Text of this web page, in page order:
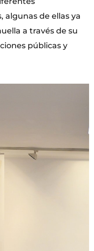
algunas de ellas ya
a través de su
públicas y